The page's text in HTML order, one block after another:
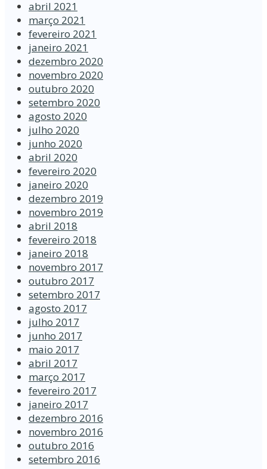
abril 2021
março 2021
fevereiro 2021
janeiro 2021
dezembro 2020
novembro 2020
outubro 2020
setembro 2020
agosto 2020
julho 2020
junho 2020
abril 2020
fevereiro 2020
janeiro 2020
dezembro 2019
novembro 2019
abril 2018
fevereiro 2018
janeiro 2018
novembro 2017
outubro 2017
setembro 2017
agosto 2017
julho 2017
junho 2017
maio 2017
abril 2017
março 2017
fevereiro 2017
janeiro 2017
dezembro 2016
novembro 2016
outubro 2016
setembro 2016